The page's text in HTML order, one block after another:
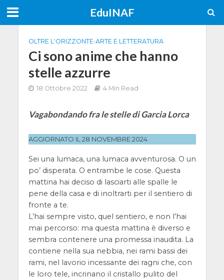
EduINAF
OLTRE L'ORIZZONTE•ARTE E LETTERATURA
Ci sono anime che hanno
stelle azzurre
18 Ottobre 2022 4 Min Read
Vagabondando fra le stelle di Garcia Lorca
AGGIORNATO IL 28 NOVEMBRE 2024
Sei una lumaca, una lumaca avventurosa. O un
po’ disperata. O entrambe le cose. Questa
mattina hai deciso di lasciarti alle spalle le
pene della casa e di inoltrarti per il sentiero di
fronte a te.
L’hai sempre visto, quel sentiero, e non l’hai
mai percorso: ma questa mattina è diverso e
sembra contenere una promessa inaudita. La
contiene nella sua nebbia, nei rami bassi dei
rami, nel lavorio incessante dei ragni che, con
le loro tele, incrinano il cristallo pulito del